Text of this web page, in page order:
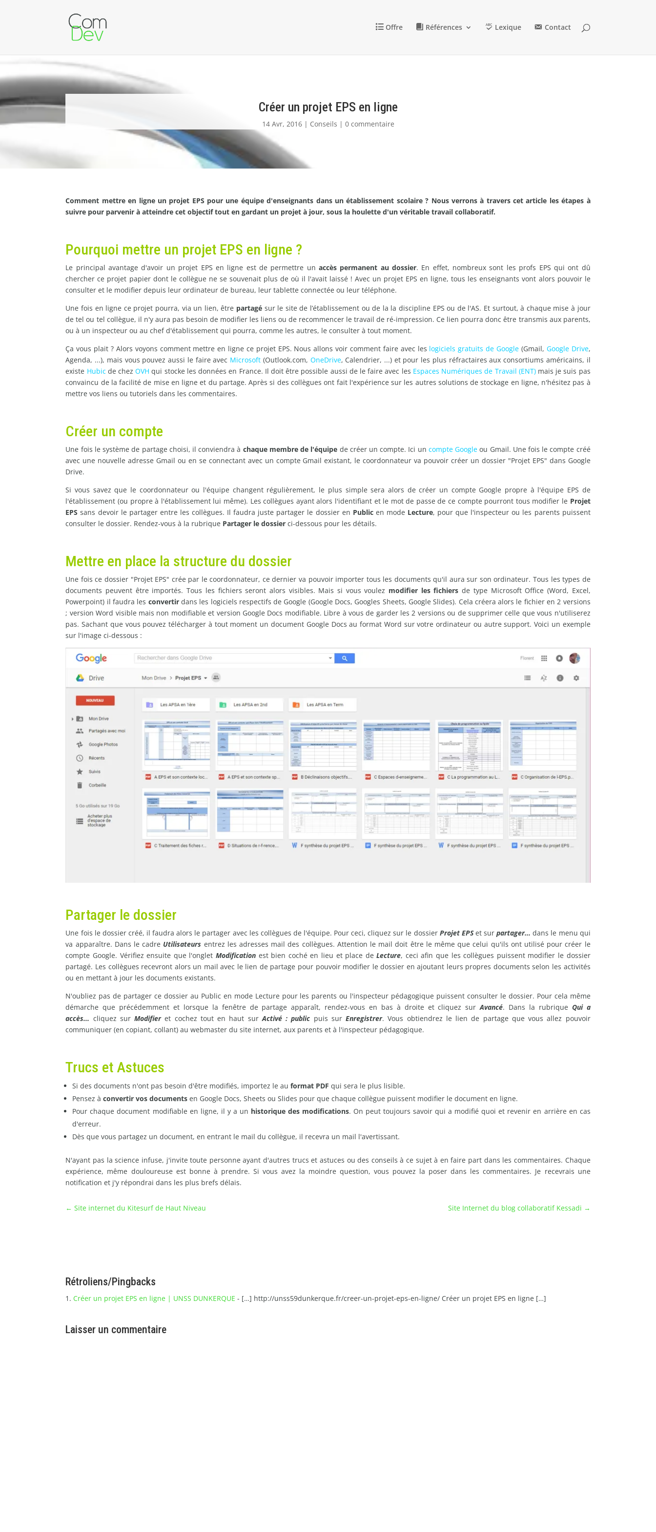
Offre Références Lexique Contact
Créer un projet EPS en ligne
14 Avr, 2016 Conseils 0 commentaire
Comment mettre en ligne un projet EPS pour une équipe d'enseignants dans un établissement scolaire ? Nous verrons à travers cet article les étapes à
suivre pour parvenir à atteindre cet objectif tout en gardant un projet à jour, sous la houlette d'un véritable travail collaboratif.
Pourquoi mettre un projet EPS en ligne ?
Le principal avantage d'avoir un projet EPS en ligne est de permettre un accès permanent au dossier. En effet, nombreux sont les profs EPS qui ont dû
chercher ce projet papier dont le collègue ne se souvenait plus de où il l'avait laissé ! Avec un projet EPS en ligne, tous les enseignants vont alors pouvoir le
consulter et le modifier depuis leur ordinateur de bureau, leur tablette connectée ou leur téléphone.
Une fois en ligne ce projet pourra, via un lien, être partagé sur le site de l’établissement ou de la la discipline EPS ou de l'AS. Et surtout, à chaque mise à jour
de tel ou tel collègue, il n'y aura pas besoin de modifier les liens ou de recommencer le travail de ré-impression. Ce lien pourra donc être transmis aux parents,
ou à un inspecteur ou au chef d'établissement qui pourra, comme les autres, le consulter à tout moment.
Ça vous plait ? Alors voyons comment mettre en ligne ce projet EPS. Nous allons voir comment faire avec les logiciels gratuits de Google (Gmail, Google Drive,
Agenda, ...), mais vous pouvez aussi le faire avec Microsoft (Outlook.com, OneDrive, Calendrier, ...) et pour les plus réfractaires aux consortiums américains, il
existe Hubicde chezOVH qui stocke les données en France. Il doit être possible aussi de le faire avec les Espaces Numériques de Travail (ENT)mais je suis pas
convaincu de la facilité de mise en ligne et du partage. Après si des collègues ont fait l'expérience sur les autres solutions de stockage en ligne, n'hésitez pas à
mettre vos liens ou tutoriels dans les commentaires.
Créer un compte
Une fois le système de partage choisi, il conviendra à chaque membre de l'équipe de créer un compte. Ici un compte Google ou Gmail. Une fois le compte créé
avec une nouvelle adresse Gmail ou en se connectant avec un compte Gmail existant, le coordonnateur va pouvoir créer un dossier "Projet EPS" dans Google
Drive.
Si vous savez que le coordonnateur ou l'équipe changent régulièrement, le plus simple sera alors de créer un compte Google propre à l'équipe EPS de
l'établissement (ou propre à l'établissement lui même). Les collègues ayant alors l'identifiant et le mot de passe de ce compte pourront tous modifier le Projet
EPS sans devoir le partager entre les collègues. Il faudra juste partager le dossier en Publicen mode Lecture, pour que l'inspecteur ou les parents puissent
consulter le dossier. Rendez-vous à la rubrique Partager le dossier ci-dessous pour les détails.
Mettre en place la structure du dossier
Une fois ce dossier "Projet EPS" crée par le coordonnateur, ce dernier va pouvoir importer tous les documents qu'il aura sur son ordinateur. Tous les types de
documents peuvent être importés. Tous les fichiers seront alors visibles. Mais si vous voulez modifier les fichiers de type Microsoft Office (Word, Excel,
Powerpoint) il faudra les convertirdans les logiciels respectifs de Google (Google Docs, Googles Sheets, Google Slides). Cela créera alors le fichier en 2 versions
; version Word visible mais non modifiable et version Google Docs modifiable. Libre à vous de garder les 2 versions ou de supprimer celle que vous n'utiliserez
pas. Sachant que vous pouvez télécharger à tout moment un document Google Docs au format Word sur votre ordinateur ou autre support. Voici un exemple
sur l'image ci-dessous :
Partager le dossier
Une fois le dossier créé, il faudra alors le partager avec les collègues de l'équipe. Pour ceci, cliquez sur le dossier Projet EPSet surpartager... dans le menu qui
va apparaître. Dans le cadre Utilisateurs entrez les adresses mail des collègues. Attention le mail doit être le même que celui qu'ils ont utilisé pour créer le
compte Google. Vérifiez ensuite que l'onglet Modificationest bien coché en lieu et place deLecture, ceci afin que les collègues puissent modifier le dossier
partagé. Les collègues recevront alors un mail avec le lien de partage pour pouvoir modifier le dossier en ajoutant leurs propres documents selon les activités
ou en mettant à jour les documents existants.
N'oubliez pas de partager ce dossier au Public en mode Lecture pour les parents ou l'inspecteur pédagogique puissent consulter le dossier. Pour cela même
démarche que précédemment et lorsque la fenêtre de partage apparaît, rendez-vous en bas à droite et cliquez surAvancé. Dans la rubrique Qui a
accès... cliquez surModifieret cochez tout en haut surActivé : public puis surEnregistrer. Vous obtiendrez le lien de partage que vous allez pouvoir
communiquer (en copiant, collant) au webmaster du site internet, aux parents et à l'inspecteur pédagogique.
Trucs et Astuces
Si des documents n'ont pas besoin d'être modifiés, importez le auformat PDF qui sera le plus lisible.
Pensez àconvertir vos documents en Google Docs, Sheets ou Slides pour que chaque collègue puissent modifier le document en ligne.
Pour chaque document modifiable en ligne, il y a un historique des modifications. On peut toujours savoir qui a modifié quoi et revenir en arrière en cas
d'erreur.
Dès que vous partagez un document, en entrant le mail du collègue, il recevra un mail l'avertissant.
N'ayant pas la science infuse, j'invite toute personne ayant d'autres trucs et astuces ou des conseils à ce sujet à en faire part dans les commentaires. Chaque
expérience, même douloureuse est bonne à prendre. Si vous avez la moindre question, vous pouvez la poser dans les commentaires. Je recevrais une
notification et j'y répondrai dans les plus brefs délais.
←Site internet du Kitesurf de Haut Niveau Site Internet du blog collaboratif Kessadi →
Rétroliens/Pingbacks
Créer un projet EPS en ligne | UNSS DUNKERQUE - […] http://unss59dunkerque.fr/creer-un-projet-eps-en-ligne/ Créer un projet EPS en ligne […]
Laisser un commentaire